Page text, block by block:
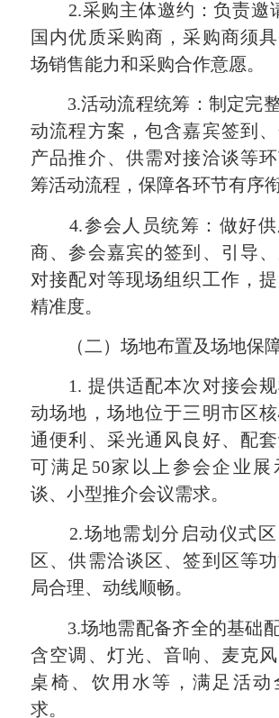
2.采购主体邀约：负责邀
国内优质采购商，采购商须
场销售能力和采购合作意愿。
3.活动流程统筹：制定完
动流程方案，包含嘉宾签到、
产品推介、供需对接洽谈等
筹活动流程，保障各环节有序衔
4.参会人员统筹：做好供
商、参会嘉宾的签到、引导、
对接配对等现场组织工作，
精准度。
（二）场地布置及场地保
1. 提供适配本次对接会规
动场地，场地位于三明市区
通便利、采光通风良好、配套
可满足50家以上参会企业展
谈、小型推介会议需求。
2.场地需划分启动仪式区
区、供需洽谈区、签到区等
局合理、动线顺畅。
3.场地需配备齐全的基础
含空调、灯光、音响、麦克风
桌椅、饮用水等，满足活动
求。